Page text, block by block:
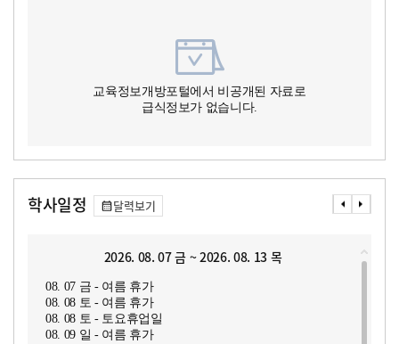
교육정보개방포털에서 비공개된 자료로
급식정보가 없습니다.
학사일정 달력보기
2026. 08. 07 금 ~ 2026. 08. 13 목
08. 07 금 - 여름 휴가
08. 08 토 - 여름 휴가
08. 08 토 - 토요휴업일
08. 09 일 - 여름 휴가